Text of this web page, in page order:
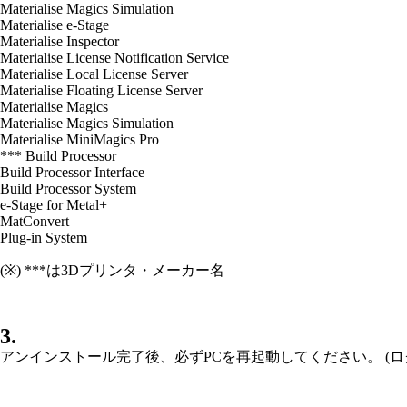
Materialise Magics Simulation
Materialise e-Stage
Materialise Inspector
Materialise License Notification Service
Materialise Local License Server
Materialise Floating License Server
Materialise Magics
Materialise Magics Simulation
Materialise MiniMagics Pro
*** Build Processor
Build Processor Interface
Build Processor System
e-Stage for Metal+
MatConvert
Plug-in System
(※) ***は3Dプリンタ・メーカー名
3.
アンインストール完了後、必ずPCを再起動してください。 (